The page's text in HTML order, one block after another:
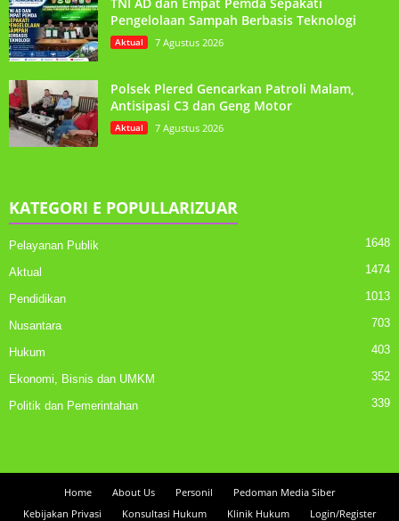
Pengelolaan Sampah Berbasis Teknologi
Aktual 7 Agustus 2026
Polsek Plered Gencarkan Patroli Malam,
Antisipasi C3 dan Geng Motor
Aktual 7 Agustus 2026
KATEGORI E POPULLARIZUAR
Pelayanan Publik 1648
Aktual 1474
Pendidikan 1013
Nusantara 703
Hukum 403
Ekonomi, Bisnis dan UMKM 352
Politik dan Pemerintahan 339
Home About Us Personil
Pedoman Media Siber
Kebijakan Privasi
Konsultasi Hukum Klinik Hukum Login/Register